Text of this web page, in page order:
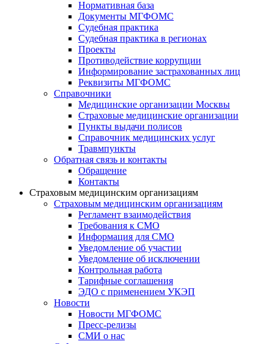
Нормативная база
Документы МГФОМС
Судебная практика
Судебная практика в регионах
Проекты
Противодействие коррупции
Информирование застрахованных лиц
Реквизиты МГФОМС
Справочники
Медицинские организации Москвы
Страховые медицинские организации
Пункты выдачи полисов
Справочник медицинских услуг
Травмпункты
Обратная связь и контакты
Обращение
Контакты
Страховым медицинским организациям
Страховым медицинским организациям
Регламент взаимодействия
Требования к СМО
Информация для СМО
Уведомление об участии
Уведомление об исключении
Контрольная работа
Тарифные соглашения
ЭДО с применением УКЭП
Новости
Новости МГФОМС
Пресс-релизы
СМИ о нас